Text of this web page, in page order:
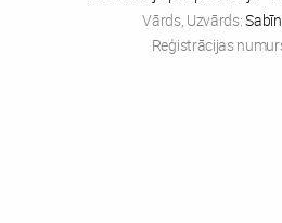
Vārds, Uzvārds:
Reģistrācijas